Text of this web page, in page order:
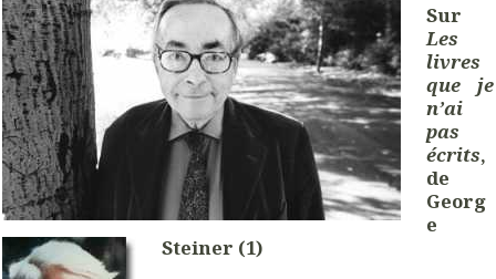
Sur
Les
livres
que je
n’ai
pas
écrits,
de
Georg
e
Steiner (1)